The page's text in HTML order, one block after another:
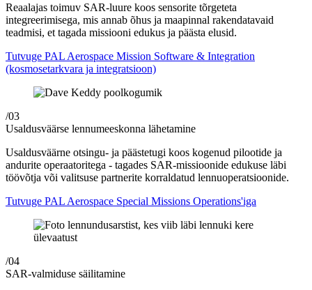
Reaalajas toimuv SAR-luure koos sensorite tõrgeteta
integreerimisega, mis annab õhus ja maapinnal rakendatavaid
teadmisi, et tagada missiooni edukus ja päästa elusid.
Tutvuge PAL Aerospace Mission Software & Integration
(kosmosetarkvara ja integratsioon)
/03
Usaldusväärse lennumeeskonna lähetamine
Usaldusväärne otsingu- ja päästetugi koos kogenud pilootide ja
andurite operaatoritega - tagades SAR-missioonide edukuse läbi
töövõtja või valitsuse partnerite korraldatud lennuoperatsioonide.
Tutvuge PAL Aerospace Special Missions Operations'iga
/04
SAR-valmiduse säilitamine